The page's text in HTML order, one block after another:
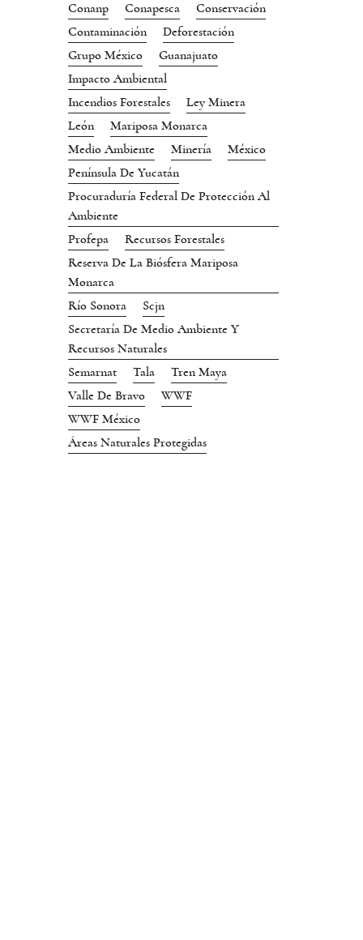
Conanp
Conapesca
Conservación
Contaminación
Deforestación
Grupo México
Guanajuato
Impacto Ambiental
Incendios Forestales
Ley Minera
León
Mariposa Monarca
Medio Ambiente
Minería
México
Península De Yucatán
Procuraduría Federal De Protección Al
Ambiente
Profepa
Recursos Forestales
Reserva De La Biósfera Mariposa
Monarca
Río Sonora
Scjn
Secretaría De Medio Ambiente Y
Recursos Naturales
Semarnat
Tala
Tren Maya
Valle De Bravo
WWF
WWF México
Áreas Naturales Protegidas